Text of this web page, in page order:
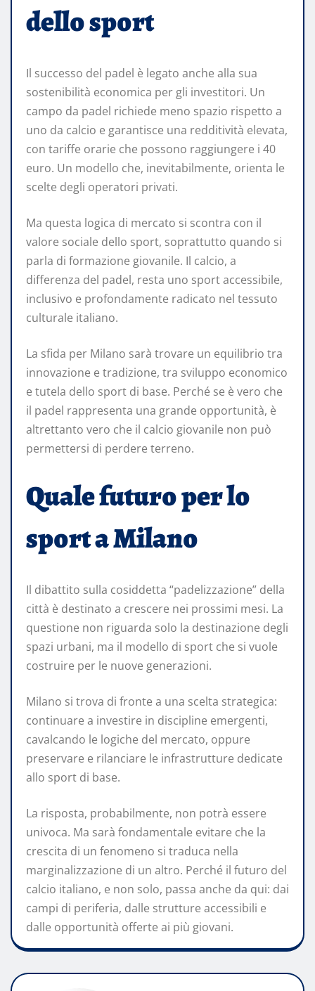
dello sport
Il successo del padel è legato anche alla sua
sostenibilità economica per gli investitori. Un
campo da padel richiede meno spazio rispetto a
uno da calcio e garantisce una redditività elevata,
con tariffe orarie che possono raggiungere i 40
euro. Un modello che, inevitabilmente, orienta le
scelte degli operatori privati.
Ma questa logica di mercato si scontra con il
valore sociale dello sport, soprattutto quando si
parla di formazione giovanile. Il calcio, a
differenza del padel, resta uno sport accessibile,
inclusivo e profondamente radicato nel tessuto
culturale italiano.
La sfida per Milano sarà trovare un equilibrio tra
innovazione e tradizione, tra sviluppo economico
e tutela dello sport di base. Perché se è vero che
il padel rappresenta una grande opportunità, è
altrettanto vero che il calcio giovanile non può
permettersi di perdere terreno.
Quale futuro per lo
sport a Milano
Il dibattito sulla cosiddetta “padelizzazione” della
città è destinato a crescere nei prossimi mesi. La
questione non riguarda solo la destinazione degli
spazi urbani, ma il modello di sport che si vuole
costruire per le nuove generazioni.
Milano si trova di fronte a una scelta strategica:
continuare a investire in discipline emergenti,
cavalcando le logiche del mercato, oppure
preservare e rilanciare le infrastrutture dedicate
allo sport di base.
La risposta, probabilmente, non potrà essere
univoca. Ma sarà fondamentale evitare che la
crescita di un fenomeno si traduca nella
marginalizzazione di un altro. Perché il futuro del
calcio italiano, e non solo, passa anche da qui: dai
campi di periferia, dalle strutture accessibili e
dalle opportunità offerte ai più giovani.